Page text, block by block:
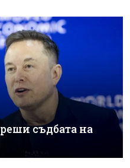
съдбата на